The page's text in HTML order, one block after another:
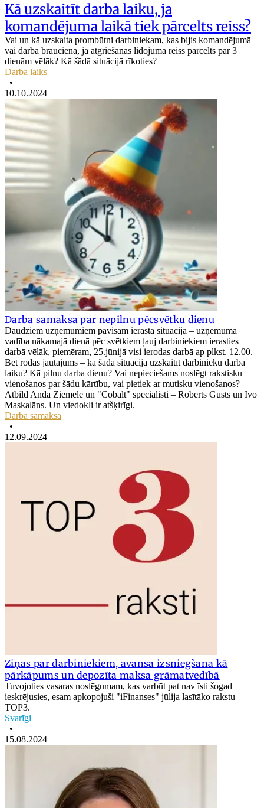
Kā uzskaitīt darba laiku, ja
komandējuma laikā tiek pārcelts reiss?
Vai un kā uzskaita prombūtni darbiniekam, kas bijis komandējumā
vai darba braucienā, ja atgriešanās lidojuma reiss pārcelts par 3
dienām vēlāk? Kā šādā situācijā rīkoties?
Darba laiks
•
10.10.2024
Darba samaksa par nepilnu pēcsvētku dienu
Daudziem uzņēmumiem pavisam ierasta situācija – uzņēmuma
vadība nākamajā dienā pēc svētkiem ļauj darbiniekiem ierasties
darbā vēlāk, piemēram, 25.jūnijā visi ierodas darbā ap plkst. 12.00.
Bet rodas jautājums – kā šādā situācijā uzskaitīt darbinieku darba
laiku? Kā pilnu darba dienu? Vai nepieciešams noslēgt rakstisku
vienošanos par šādu kārtību, vai pietiek ar mutisku vienošanos?
Atbild Anda Ziemele un "Cobalt" speciālisti – Roberts Gusts un Ivo
Maskalāns. Un viedokļi ir atšķirīgi.
Darba samaksa
•
12.09.2024
Ziņas par darbiniekiem, avansa izsniegšana kā
pārkāpums un depozīta maksa grāmatvedībā
Tuvojoties vasaras noslēgumam, kas varbūt pat nav īsti šogad
ieskrējusies, esam apkopojuši "iFinanses" jūlija lasītāko rakstu
TOP3.
Svarīgi
•
15.08.2024